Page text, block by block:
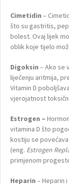
Cimetidin –
što su gastritis,
bolest. Ovaj lijek
oblik koje tijelo
Digoksin – Ako se
liječenju aritmija,
Vitamin D
vjerojatnost
Estrogen –
vitamina D što
kostiju se
(eng. Estrogen
primjenom
Heparin – Heparin